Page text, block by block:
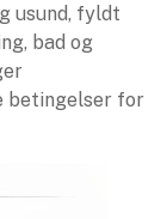
usund, fyldt
bad og
betingelser for